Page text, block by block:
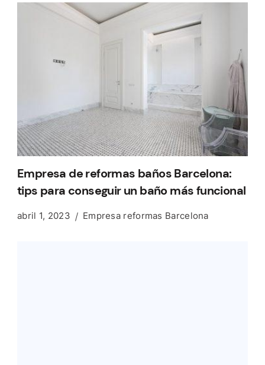
Empresa de reformas baños Barcelona:
tips para conseguir un baño más funcional
abril 1, 2023 Empresa reformas Barcelona